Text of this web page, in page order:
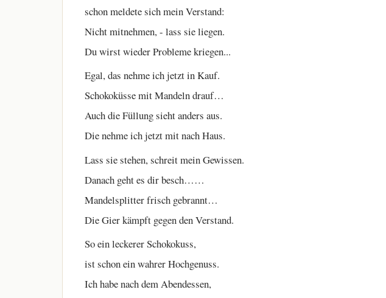
schon meldete sich mein Verstand:
Nicht mitnehmen, - lass sie liegen.
Du wirst wieder Probleme kriegen...
Egal, das nehme ich jetzt in Kauf.
Schokoküsse mit Mandeln drauf…
Auch die Füllung sieht anders aus.
Die nehme ich jetzt mit nach Haus.
Lass sie stehen, schreit mein Gewissen.
Danach geht es dir besch……
Mandelsplitter frisch gebrannt…
Die Gier kämpft gegen den Verstand.
So ein leckerer Schokokuss,
ist schon ein wahrer Hochgenuss.
Ich habe nach dem Abendessen,